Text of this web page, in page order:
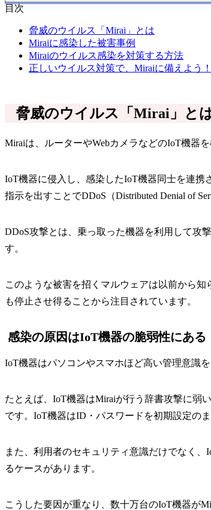
目次
脅威のウイルス「Mirai」とは
Miraiに感染した被害事例
Miraiのウイルス感染を対策する方法
正しいウイルス対策で、Miraiに備えよう！
脅威のウイルス「Mirai」と
Miraiは、ルーターやWebカメラなどのIoT機器
IoT機器に侵入し、感染したIoT機器同士を連
指示を出すことでDDoS（Distributed Denial of
DDoS攻撃とは、乗っ取った機器を利用して攻
す。
このような被害を招くマルウェアは以前から
も停止させ得ることから注目されています。
感染の原因はIoT機器の脆弱性にある
IoT機器はパソコンやスマホほど高い管理意識
たとえば、IoT機器はMiraiが行う辞書攻撃に弱
です。IoT機器はID・パスワードを初期設定の
また、利用者のセキュリティ意識だけでなく
るケースがあります。
こうした要因が重なり、数十万台のIoT機器が